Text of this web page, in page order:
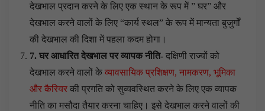
देखभाल प्रदान करने के लिए एक स्थान के रूप में ” घर” और
देखभाल करने वालों के लिए “कार्य स्थल” के रूप में मान्यता बुजुर्गों
की देखभाल की दिशा में पहला कदम होगा।
7. घर आधारित देखभाल पर व्यापक नीति- दक्षिणी राज्यों को
देखभाल करने वालों के व्यावसायिक प्रशिक्षण, नामकरण, भूमिका
और कैरियर की प्रगति को सुव्यवस्थित करने के लिए एक व्यापक
नीति का मसौदा तैयार करना चाहिए। इसे देखभाल करने वालों की